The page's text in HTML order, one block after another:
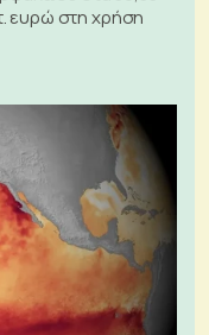
ευρώ στη χρήση